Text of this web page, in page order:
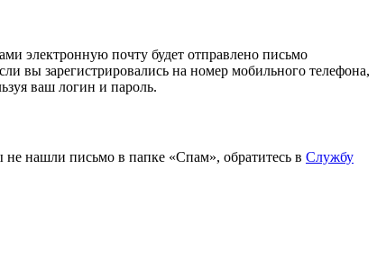
электронную почту будет отправлено письмо
вы зарегистрировались на номер мобильного телефона,
ваш логин и пароль.
нашли письмо в папке «Спам», обратитесь в Службу